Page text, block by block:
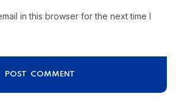
in this browser for the next time I